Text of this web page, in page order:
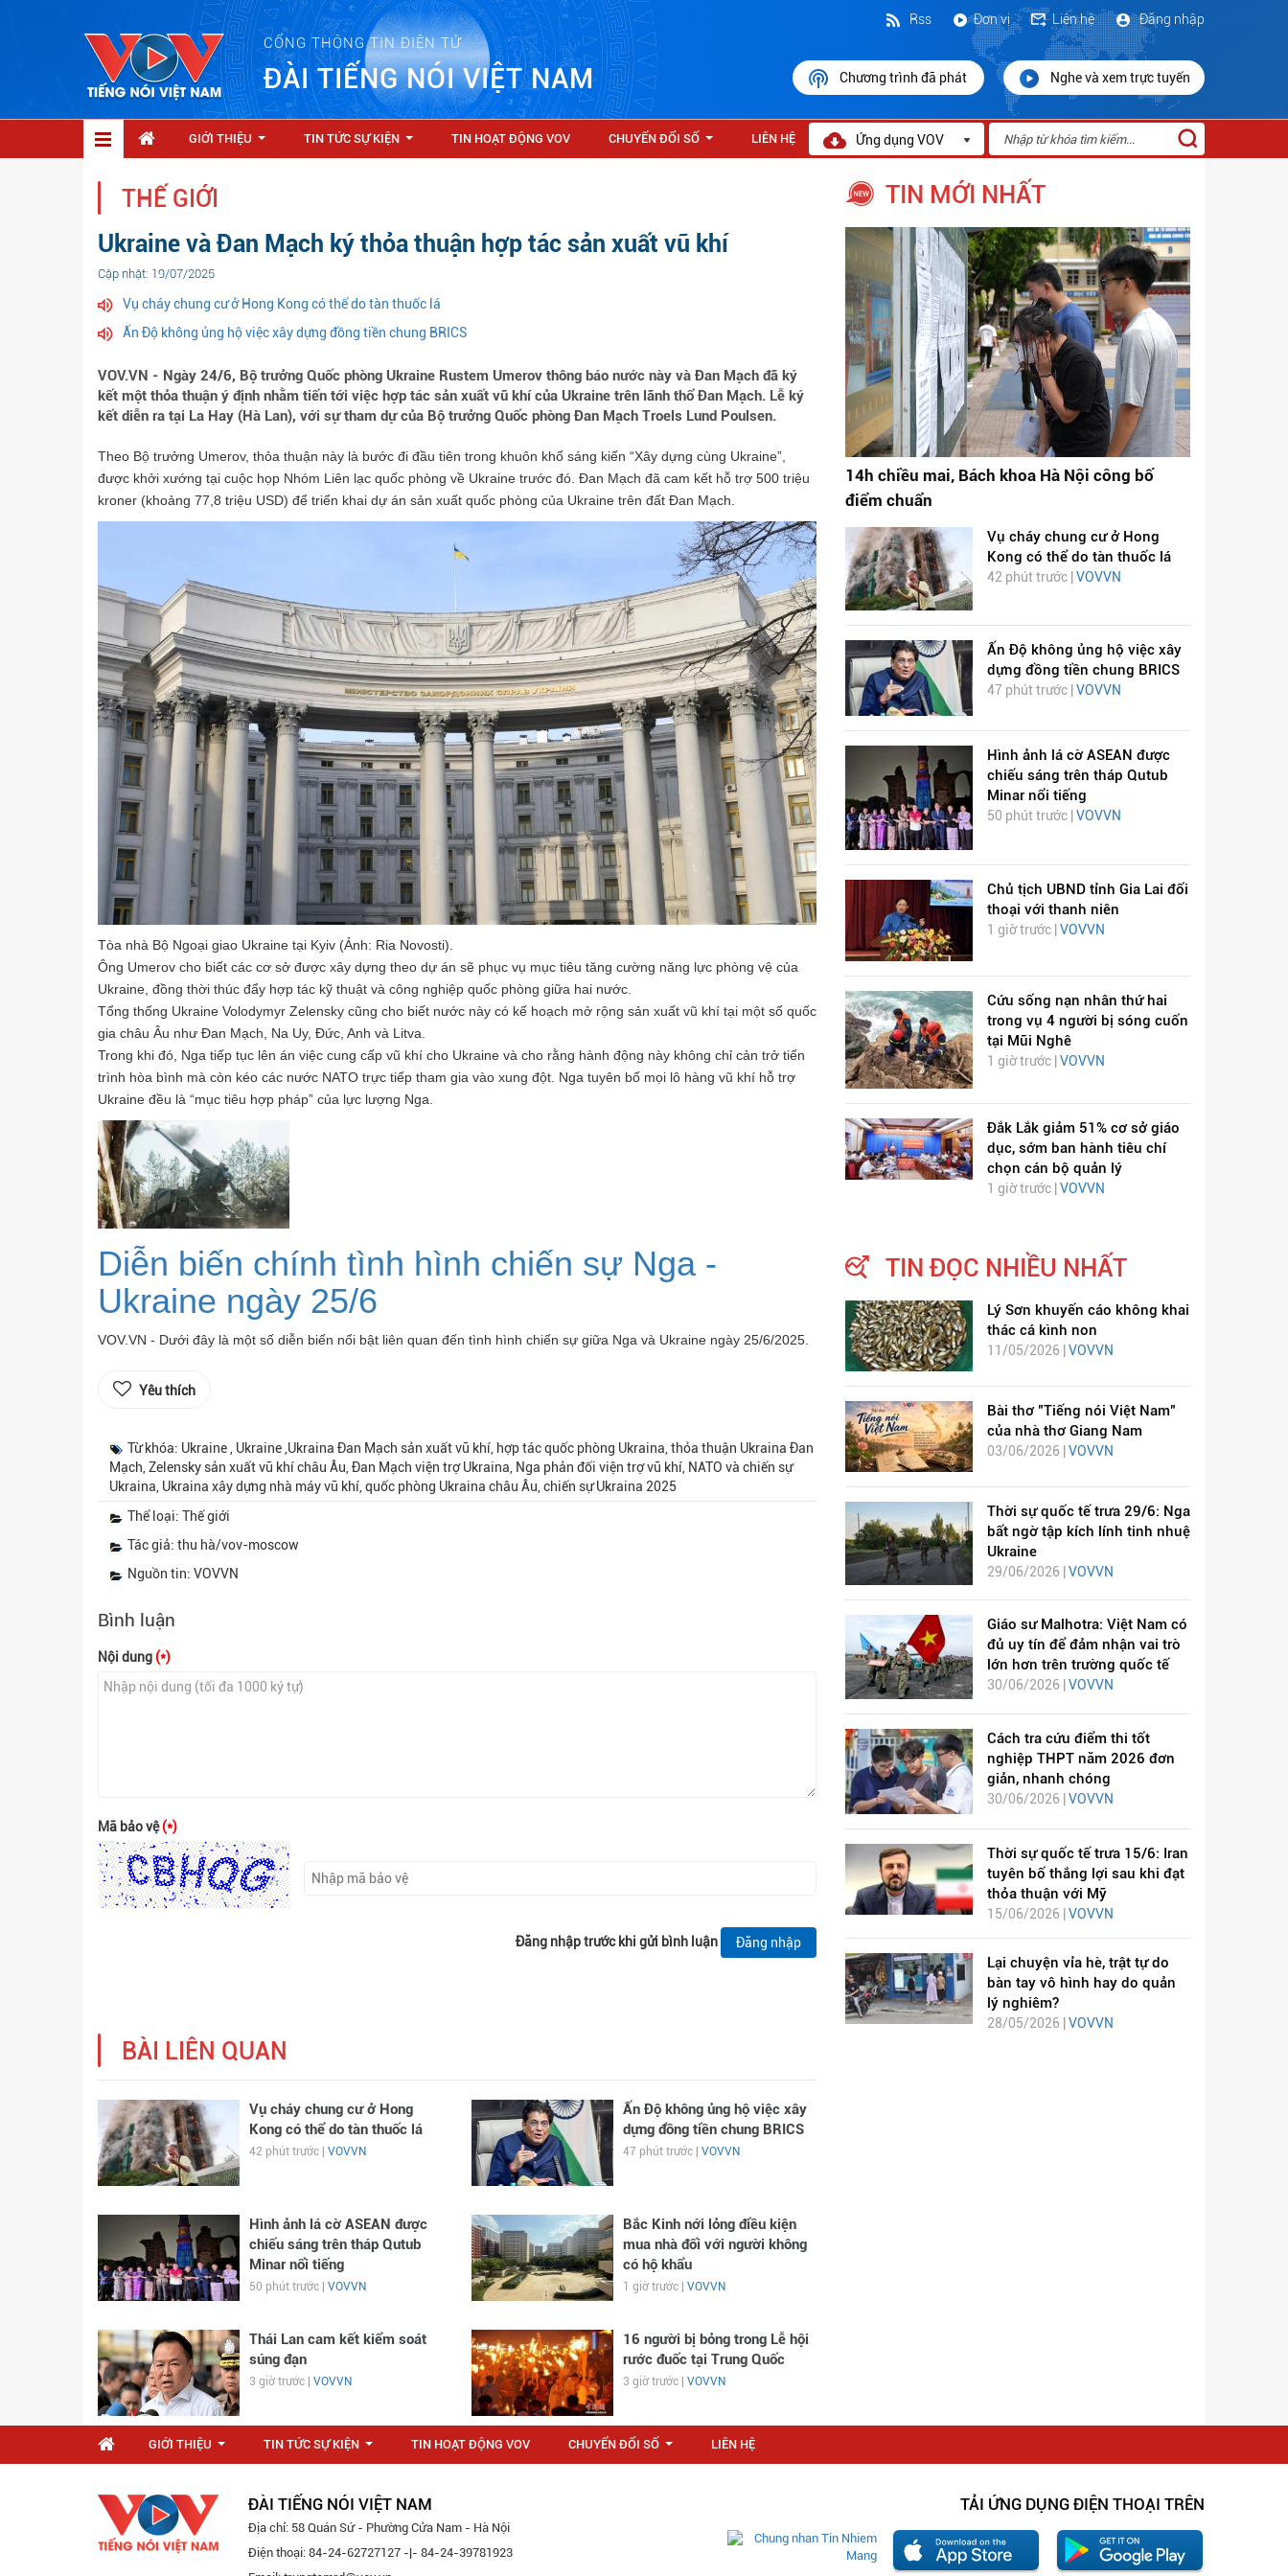
CỔNG THÔNG TIN ĐIỆN TỬ
ĐÀI TIẾNG NÓI VIỆT NAM
Đăng nhập
Liên hệ
Đơn vị
Rss
Chương trình đã phát Nghe và xem trực tuyến
GIỚI THIỆU TIN TỨC SỰ KIỆN TIN HOẠT ĐỘNG VOV CHUYỂN ĐỔI SỐ LIÊN HỆ Ứng dụng VOV
THẾ GIỚI
Ukraine và Đan Mạch ký thỏa thuận hợp tác sản xuất vũ khí
Cập nhật: 19/07/2025
Vụ cháy chung cư ở Hong Kong có thể do tàn thuốc lá
Ấn Độ không ủng hộ việc xây dựng đồng tiền chung BRICS
VOV.VN - Ngày 24/6, Bộ trưởng Quốc phòng Ukraine Rustem Umerov thông báo nước này và Đan Mạch đã ký
kết một thỏa thuận ý định nhằm tiến tới việc hợp tác sản xuất vũ khí của Ukraine trên lãnh thổ Đan Mạch. Lễ ký
kết diễn ra tại La Hay (Hà Lan), với sự tham dự của Bộ trưởng Quốc phòng Đan Mạch Troels Lund Poulsen.
Theo Bộ trưởng Umerov, thỏa thuận này là bước đi đầu tiên trong khuôn khổ sáng kiến “Xây dựng cùng Ukraine”,
được khởi xướng tại cuộc họp Nhóm Liên lạc quốc phòng về Ukraine trước đó. Đan Mạch đã cam kết hỗ trợ 500 triệu
kroner (khoảng 77,8 triệu USD) để triển khai dự án sản xuất quốc phòng của Ukraine trên đất Đan Mạch.
Tòa nhà Bộ Ngoại giao Ukraine tại Kyiv (Ảnh: Ria Novosti).
Ông Umerov cho biết các cơ sở được xây dựng theo dự án sẽ phục vụ mục tiêu tăng cường năng lực phòng vệ của
Ukraine, đồng thời thúc đẩy hợp tác kỹ thuật và công nghiệp quốc phòng giữa hai nước.
Tổng thống Ukraine Volodymyr Zelensky cũng cho biết nước này có kế hoạch mở rộng sản xuất vũ khí tại một số quốc
gia châu Âu như Đan Mạch, Na Uy, Đức, Anh và Litva.
Trong khi đó, Nga tiếp tục lên án việc cung cấp vũ khí cho Ukraine và cho rằng hành động này không chỉ cản trở tiến
trình hòa bình mà còn kéo các nước NATO trực tiếp tham gia vào xung đột. Nga tuyên bố mọi lô hàng vũ khí hỗ trợ
Ukraine đều là “mục tiêu hợp pháp” của lực lượng Nga.
Diễn biến chính tình hình chiến sự Nga -
Ukraine ngày 25/6
VOV.VN - Dưới đây là một số diễn biến nổi bật liên quan đến tình hình chiến sự giữa Nga và Ukraine ngày 25/6/2025.
Yêu thích
Từ khóa: Ukraine , Ukraine ,Ukraina Đan Mạch sản xuất vũ khí, hợp tác quốc phòng Ukraina, thỏa thuận Ukraina Đan
Mạch, Zelensky sản xuất vũ khí châu Âu, Đan Mạch viện trợ Ukraina, Nga phản đối viện trợ vũ khí, NATO và chiến sự
Ukraina, Ukraina xây dựng nhà máy vũ khí, quốc phòng Ukraina châu Âu, chiến sự Ukraina 2025
Thể loại: Thế giới
Tác giả: thu hà/vov-moscow
Nguồn tin: VOVVN
Bình luận
Nội dung (*)
Mã bảo vệ(*)
Đăng nhập trước khi gửi bình luận Đăng nhập
BÀI LIÊN QUAN
Vụ cháy chung cư ở Hong
Kong có thể do tàn thuốc lá
42 phút trước | VOVVN
Ấn Độ không ủng hộ việc xây
dựng đồng tiền chung BRICS
47 phút trước | VOVVN
Hình ảnh lá cờ ASEAN được
chiếu sáng trên tháp Qutub
Minar nổi tiếng
50 phút trước | VOVVN
Bắc Kinh nới lỏng điều kiện
mua nhà đối với người không
có hộ khẩu
1 giờ trước | VOVVN
Thái Lan cam kết kiểm soát
súng đạn
3 giờ trước | VOVVN
16 người bị bỏng trong Lễ hội
rước đuốc tại Trung Quốc
3 giờ trước | VOVVN
TIN MỚI NHẤT
14h chiều mai, Bách khoa Hà Nội công bố
điểm chuẩn
Vụ cháy chung cư ở Hong
Kong có thể do tàn thuốc lá
42 phút trước | VOVVN
Ấn Độ không ủng hộ việc xây
dựng đồng tiền chung BRICS
47 phút trước | VOVVN
Hình ảnh lá cờ ASEAN được
chiếu sáng trên tháp Qutub
Minar nổi tiếng
50 phút trước | VOVVN
Chủ tịch UBND tỉnh Gia Lai đối
thoại với thanh niên
1 giờ trước | VOVVN
Cứu sống nạn nhân thứ hai
trong vụ 4 người bị sóng cuốn
tại Mũi Nghê
1 giờ trước | VOVVN
Đắk Lắk giảm 51% cơ sở giáo
dục, sớm ban hành tiêu chí
chọn cán bộ quản lý
1 giờ trước | VOVVN
TIN ĐỌC NHIỀU NHẤT
Lý Sơn khuyến cáo không khai
thác cá kình non
11/05/2026 | VOVVN
Bài thơ "Tiếng nói Việt Nam"
của nhà thơ Giang Nam
03/06/2026 | VOVVN
Thời sự quốc tế trưa 29/6: Nga
bất ngờ tập kích lính tinh nhuệ
Ukraine
29/06/2026 | VOVVN
Giáo sư Malhotra: Việt Nam có
đủ uy tín để đảm nhận vai trò
lớn hơn trên trường quốc tế
30/06/2026 | VOVVN
Cách tra cứu điểm thi tốt
nghiệp THPT năm 2026 đơn
giản, nhanh chóng
30/06/2026 | VOVVN
Thời sự quốc tế trưa 15/6: Iran
tuyên bố thắng lợi sau khi đạt
thỏa thuận với Mỹ
15/06/2026 |VOVVN
Lại chuyện vỉa hè, trật tự do
bàn tay vô hình hay do quản
lý nghiêm?
28/05/2026 |VOVVN
GIỚI THIỆU TIN TỨC SỰ KIỆN TIN HOẠT ĐỘNG VOV CHUYỂN ĐỔI SỐ LIÊN HỆ
ĐÀI TIẾNG NÓI VIỆT NAM
Địa chỉ: 58 Quán Sứ - Phường Cửa Nam - Hà Nội
Điện thoại: 84-24-62727127 -|- 84-24-39781923
TẢI ỨNG DỤNG ĐIỆN THOẠI TRÊN